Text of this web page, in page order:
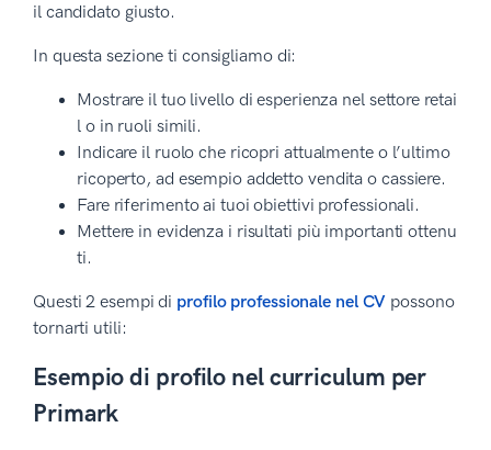
il candidato giusto.
In questa sezione ti consigliamo di:
Mostrare il tuo livello di esperienza nel settore retai
l o in ruoli simili.
Indicare il ruolo che ricopri attualmente o l’ultimo
ricoperto, ad esempio addetto vendita o cassiere.
Fare riferimento ai tuoi obiettivi professionali.
Mettere in evidenza i risultati più importanti ottenu
ti.
Questi 2 esempi di profilo professionale nel CV possono
tornarti utili:
Esempio di profilo nel curriculum per
Primark